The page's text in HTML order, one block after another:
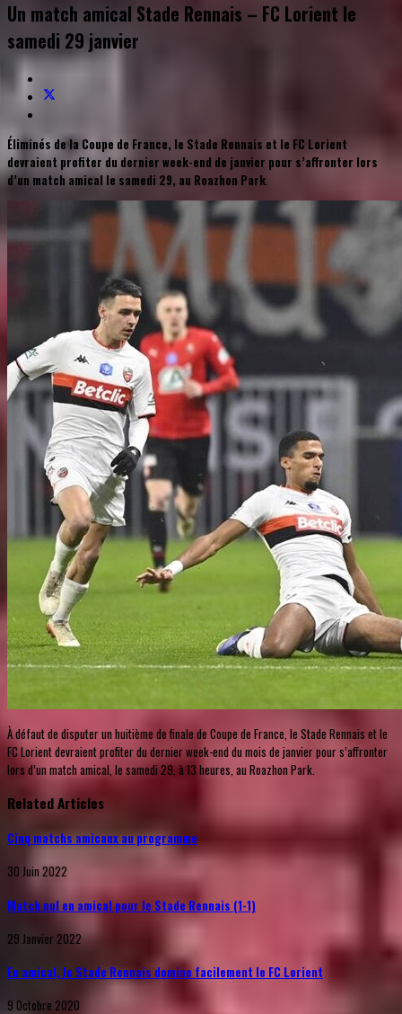
Un match amical Stade Rennais – FC Lorient le
samedi 29 janvier
​Éliminés de la Coupe de France, le Stade Rennais et le FC Lorient
devraient profiter du dernier week-end de janvier pour s’affronter lors
d’un match amical le samedi 29, au Roazhon Park.
À défaut de disputer un huitième de finale de Coupe de France, le Stade Rennais et le
FC Lorient devraient profiter du dernier week-end du mois de janvier pour s’affronter
lors d’un match amical, le samedi 29, à 13 heures, au Roazhon Park.
Related Articles
Cinq matchs amicaux au programme
30 Juin 2022
Match nul en amical pour le Stade Rennais (1-1)
29 Janvier 2022
En amical, le Stade Rennais domine facilement le FC Lorient
9 Octobre 2020